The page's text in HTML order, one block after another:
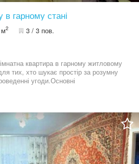
гарному стані
2 3 / 3 пов.
квартира в гарному житловому
тих, хто шукає простір за розумну
угоди. ​Основні
стан. Квартира охайна,
та жити відразу після покупки.
готовий до
власника. ​Переваги та
На квартирі є заборгованість по
вже врахована у вартість. Це
віднімається від ціни квартири та
отримуєте чистий об'єкт без